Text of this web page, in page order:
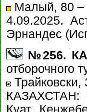
Малый, 80 –
4.09.2025.
Эрнандес
№256.
отборочного
Трайковски,
КАЗАХСТАН:
Куат,